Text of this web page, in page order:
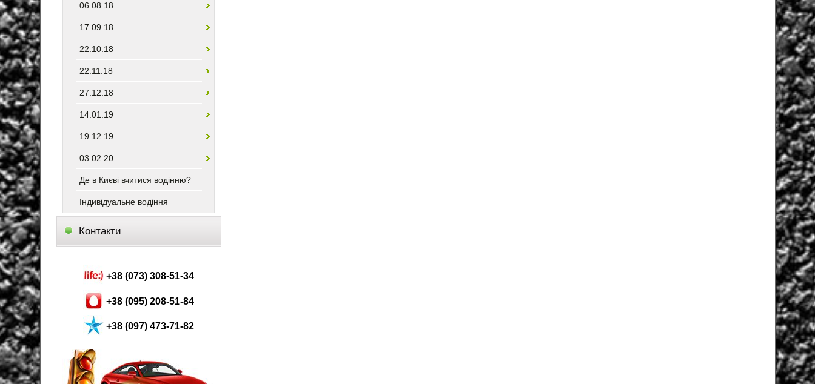
06.08.18
17.09.18
22.10.18
22.11.18
27.12.18
14.01.19
19.12.19
03.02.20
Де в Києві вчитися водінню?
Індивідуальне водіння
Контакти
+38 (073) 308-51-34
+38 (095) 208-51-84
+38 (097) 473-71-82